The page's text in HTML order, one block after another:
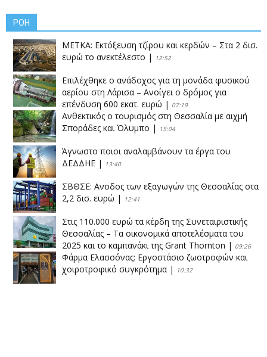
ΡΟΗ
ΜΕΤΚΑ: Εκτόξευση τζίρου και κερδών – Στα 2 δισ.
ευρώ το ανεκτέλεστο | 12:52
Επιλέχθηκε ο ανάδοχος για τη μονάδα φυσικού
αερίου στη Λάρισα – Ανοίγει ο δρόμος για
επένδυση 600 εκατ. ευρώ | 07:19
Ανθεκτικός ο τουρισμός στη Θεσσαλία με αιχμή
Σποράδες και Όλυμπο | 15:04
Άγνωστο ποιοι αναλαμβάνουν τα έργα του
ΔΕΔΔΗΕ | 13:40
ΣΒΘΣΕ: Aνοδος των εξαγωγών της Θεσσαλίας στα
2,2 δισ. ευρώ | 12:41
Στις 110.000 ευρώ τα κέρδη της Συνεταιριστικής
Θεσσαλίας – Τα οικονομικά αποτελέσματα του
2025 και το καμπανάκι της Grant Thornton | 09:26
Φάρμα Ελασσόνας: Εργοστάσιο ζωοτροφών και
χοιροτροφικό συγκρότημα | 10:32